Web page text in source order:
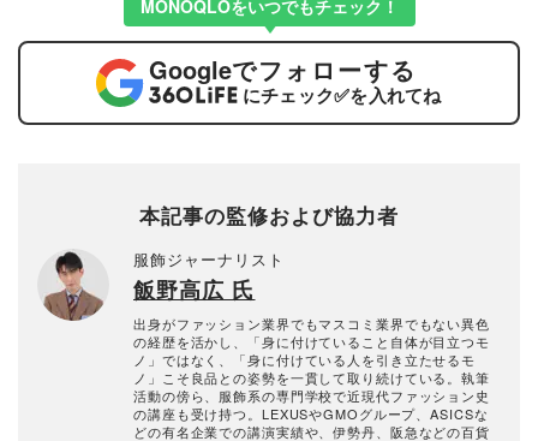
MONOQLOをいつでもチェック！
Googleでフォローする
にチェック✅を入れてね
本記事の監修および協力者
服飾ジャーナリスト
飯野高広 氏
出身がファッション業界でもマスコミ業界でもない異色
の経歴を活かし、「身に付けていること自体が目立つモ
ノ」ではなく、「身に付けている人を引き立たせるモ
ノ」こそ良品との姿勢を一貫して取り続けている。執筆
活動の傍ら、服飾系の専門学校で近現代ファッション史
の講座も受け持つ。LEXUSやGMOグループ、ASICSな
どの有名企業での講演実績や、伊勢丹、阪急などの百貨